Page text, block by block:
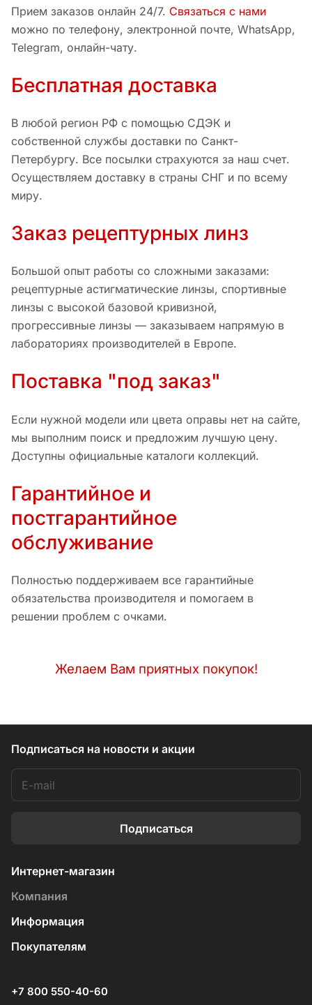
Прием заказов онлайн 24/7. Связаться с нами
можно по телефону, электронной почте, WhatsApp,
Telegram, онлайн-чату.
Бесплатная доставка
В любой регион РФ с помощью СДЭК и
собственной службы доставки по Санкт-
Петербургу. Все посылки страхуются за наш счет.
Осуществляем доставку в страны СНГ и по всему
миру.
Заказ рецептурных линз
Большой опыт работы со сложными заказами:
рецептурные астигматические линзы, спортивные
линзы с высокой базовой кривизной,
прогрессивные линзы — заказываем напрямую в
лабораториях производителей в Европе.
Поставка "под заказ"
Если нужной модели или цвета оправы нет на сайте,
мы выполним поиск и предложим лучшую цену.
Доступны официальные каталоги коллекций.
Гарантийное и
постгарантийное
обслуживание
Полностью поддерживаем все гарантийные
обязательства производителя и помогаем в
решении проблем с очками.
Желаем Вам приятных покупок!
Подписаться на новости и акции
Подписаться
Интернет-магазин
Компания
Информация
Покупателям
+7 800 550-40-60